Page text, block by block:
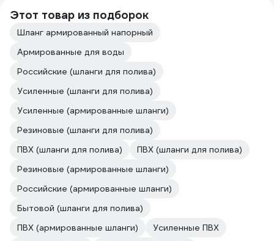
Этот товар из подборок
Шланг армированный напорный
Армированные для воды
Российские (шланги для полива)
Усиленные (шланги для полива)
Усиленные (армированные шланги)
Резиновые (шланги для полива)
ПВХ (шланги для полива)
ПВХ (шланги для полива)
Резиновые (армированные шланги)
Российские (армированные шланги)
Бытовой (шланги для полива)
ПВХ (армированные шланги)
Усиленные ПВХ